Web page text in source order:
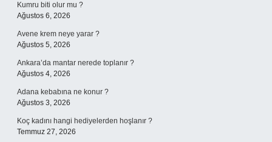
Kumru biti olur mu ?
Ağustos 6, 2026
Avene krem neye yarar ?
Ağustos 5, 2026
Ankara’da mantar nerede toplanır ?
Ağustos 4, 2026
Adana kebabına ne konur ?
Ağustos 3, 2026
Koç kadını hangi hediyelerden hoşlanır ?
Temmuz 27, 2026